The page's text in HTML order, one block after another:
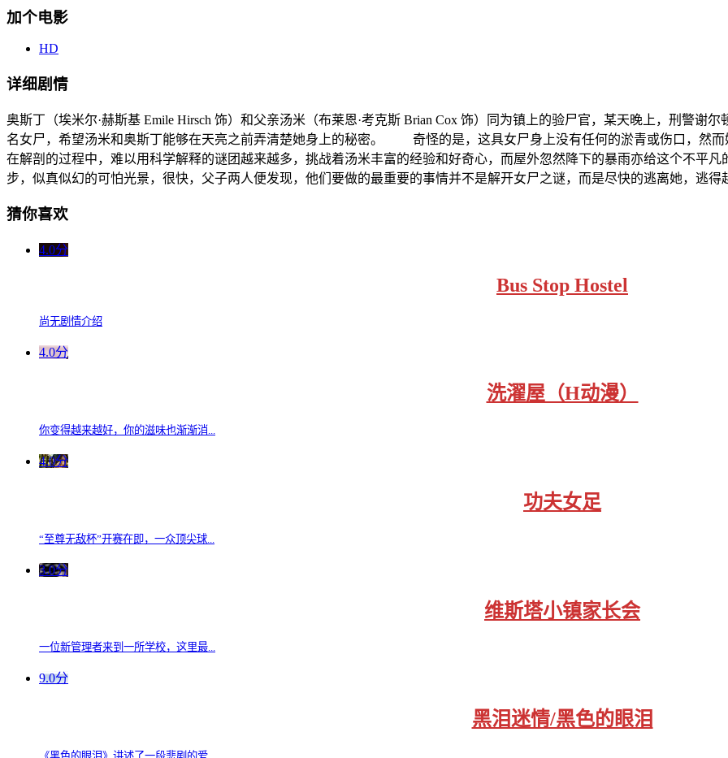
加个电影
HD
详细剧情
奥斯丁（埃米尔·赫斯基 Emile Hirsch 饰）和父亲汤米（布莱恩·考克斯 Brian Cox 饰）同为镇上的验尸官，某天晚上，刑警谢
名女尸，希望汤米和奥斯丁能够在天亮之前弄清楚她身上的秘密。 奇怪的是，这具女尸身上没有任何的淤青或伤口，然而
在解剖的过程中，难以用科学解释的谜团越来越多，挑战着汤米丰富的经验和好奇心，而屋外忽然降下的暴雨亦给这个不平
步，似真似幻的可怕光景，很快，父子两人便发现，他们要做的最重要的事情并不是解开女尸之谜，而是尽快的逃离她，逃得
猜你喜欢
4.0分
Bus Stop Hostel
尚无剧情介绍
4.0分
洗濯屋（H动漫）
你变得越来越好，你的滋味也渐渐消...
4.0分
功夫女足
“至尊无敌杯”开赛在即，一众顶尖球...
3.0分
维斯塔小镇家长会
一位新管理者来到一所学校，这里最...
9.0分
黑泪迷情/黑色的眼泪